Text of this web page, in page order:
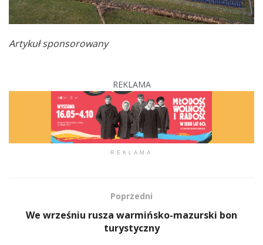
Artykuł sponsorowany
REKLAMA
REKLAMA
Poprzedni
We wrześniu rusza warmińsko-mazurski bon
turystyczny